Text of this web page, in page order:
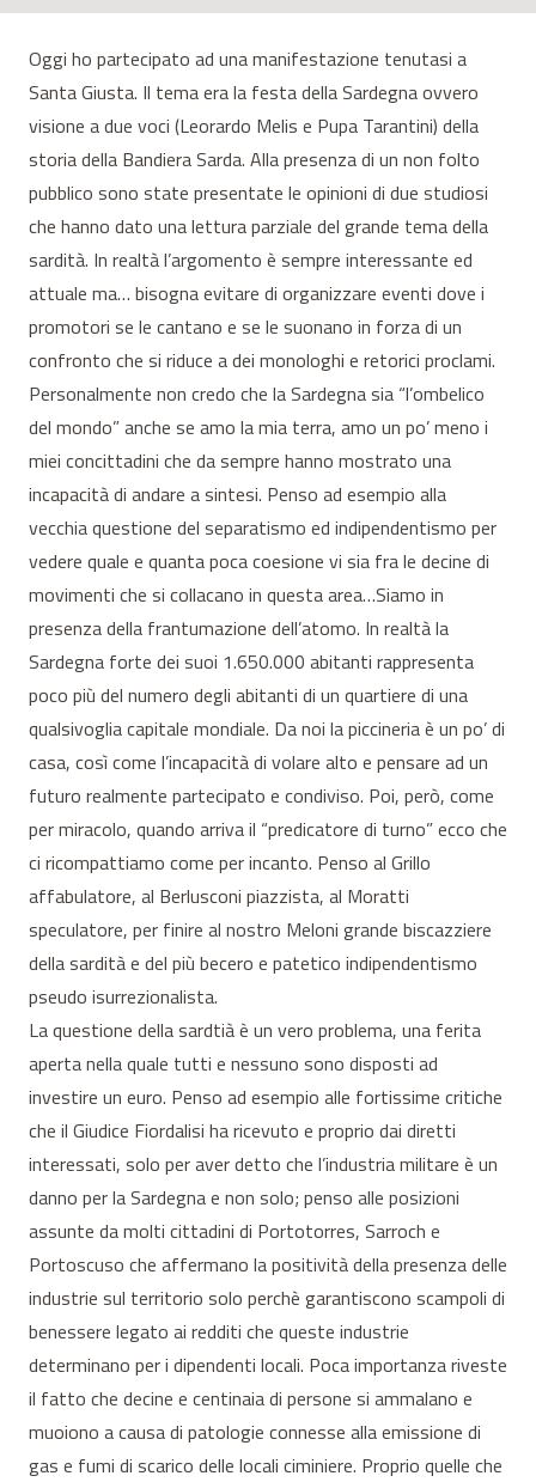
Oggi ho partecipato ad una manifestazione tenutasi a
Santa Giusta. Il tema era la festa della Sardegna ovvero
visione a due voci (Leorardo Melis e Pupa Tarantini) della
storia della Bandiera Sarda. Alla presenza di un non folto
pubblico sono state presentate le opinioni di due studiosi
che hanno dato una lettura parziale del grande tema della
sardità. In realtà l’argomento è sempre interessante ed
attuale ma… bisogna evitare di organizzare eventi dove i
promotori se le cantano e se le suonano in forza di un
confronto che si riduce a dei monologhi e retorici proclami.
Personalmente non credo che la Sardegna sia “l’ombelico
del mondo” anche se amo la mia terra, amo un po’ meno i
miei concittadini che da sempre hanno mostrato una
incapacità di andare a sintesi. Penso ad esempio alla
vecchia questione del separatismo ed indipendentismo per
vedere quale e quanta poca coesione vi sia fra le decine di
movimenti che si collacano in questa area…Siamo in
presenza della frantumazione dell’atomo. In realtà la
Sardegna forte dei suoi 1.650.000 abitanti rappresenta
poco più del numero degli abitanti di un quartiere di una
qualsivoglia capitale mondiale. Da noi la piccineria è un po’ di
casa, così come l’incapacità di volare alto e pensare ad un
futuro realmente partecipato e condiviso. Poi, però, come
per miracolo, quando arriva il “predicatore di turno” ecco che
ci ricompattiamo come per incanto. Penso al Grillo
affabulatore, al Berlusconi piazzista, al Moratti
speculatore, per finire al nostro Meloni grande biscazziere
della sardità e del più becero e patetico indipendentismo
pseudo isurrezionalista.
La questione della sardtià è un vero problema, una ferita
aperta nella quale tutti e nessuno sono disposti ad
investire un euro. Penso ad esempio alle fortissime critiche
che il Giudice Fiordalisi ha ricevuto e proprio dai diretti
interessati, solo per aver detto che l’industria militare è un
danno per la Sardegna e non solo; penso alle posizioni
assunte da molti cittadini di Portotorres, Sarroch e
Portoscuso che affermano la positività della presenza delle
industrie sul territorio solo perchè garantiscono scampoli di
benessere legato ai redditi che queste industrie
determinano per i dipendenti locali. Poca importanza riveste
il fatto che decine e centinaia di persone si ammalano e
muoiono a causa di patologie connesse alla emissione di
gas e fumi di scarico delle locali ciminiere. Proprio quelle che